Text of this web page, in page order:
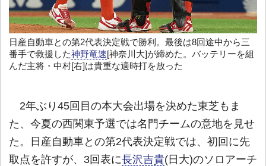
日産自動車との第2代表決定戦で勝利。最後は8回途中から三
番手で救援した神野竜速[神奈川大]が締めた。バッテリーを組
んだ主将・中村[右]は貴重な適時打を放った
2年ぶり45回目の本大会出場を決めた東芝もま
た、今夏の西関東予選では名門チームの意地を見せ
た。日産自動車との第2代表決定戦では、初回に先
取点を許すが、3回表に長沢吉貴(日大)のソロアーチ